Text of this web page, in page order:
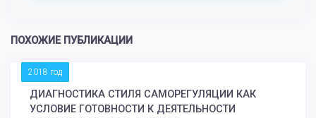
ПОХОЖИЕ ПУБЛИКАЦИИ
2018 год
ДИАГНОСТИКА СТИЛЯ САМОРЕГУЛЯЦИИ КАК
УСЛОВИЕ ГОТОВНОСТИ К ДЕЯТЕЛЬНОСТИ